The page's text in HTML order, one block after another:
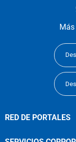
RED DE PORTALES